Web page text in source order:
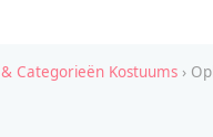
Categorieën Kostuums ›